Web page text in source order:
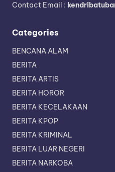
Contact Email :
Categories
BENCANA ALAM
BERITA
BERITA ARTIS
BERITA HOROR
BERITA KECELAKAAN
BERITA KPOP
BERITA KRIMINAL
BERITA LUAR NEGERI
BERITA NARKOBA